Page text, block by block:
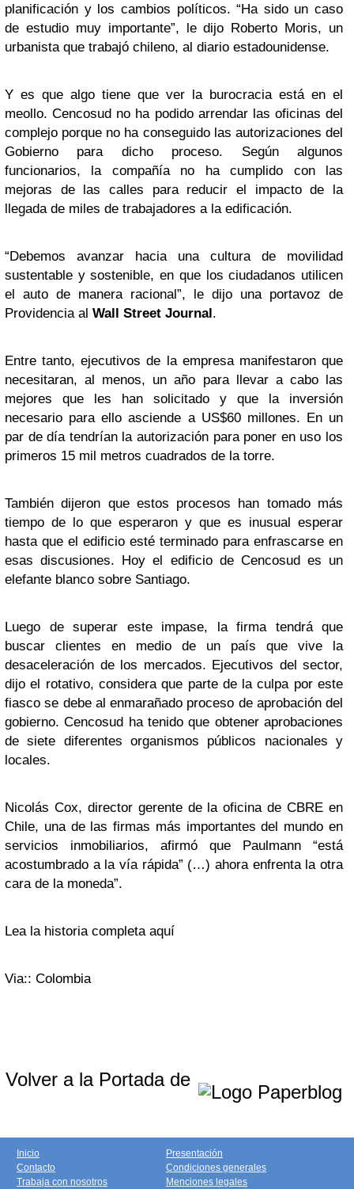
planificación y los cambios políticos. “Ha sido un caso
de estudio muy importante”, le dijo Roberto Moris, un
urbanista que trabajó chileno, al diario estadounidense.
Y es que algo tiene que ver la burocracia está en el
meollo. Cencosud no ha podido arrendar las oficinas del
complejo porque no ha conseguido las autorizaciones del
Gobierno para dicho proceso. Según algunos
funcionarios, la compañía no ha cumplido con las
mejoras de las calles para reducir el impacto de la
llegada de miles de trabajadores a la edificación.
“Debemos avanzar hacia una cultura de movilidad
sustentable y sostenible, en que los ciudadanos utilicen
el auto de manera racional”, le dijo una portavoz de
Providencia al Wall Street Journal.
Entre tanto, ejecutivos de la empresa manifestaron que
necesitaran, al menos, un año para llevar a cabo las
mejores que les han solicitado y que la inversión
necesario para ello asciende a US$60 millones. En un
par de día tendrían la autorización para poner en uso los
primeros 15 mil metros cuadrados de la torre.
También dijeron que estos procesos han tomado más
tiempo de lo que esperaron y que es inusual esperar
hasta que el edificio esté terminado para enfrascarse en
esas discusiones. Hoy el edificio de Cencosud es un
elefante blanco sobre Santiago.
Luego de superar este impase, la firma tendrá que
buscar clientes en medio de un país que vive la
desaceleración de los mercados. Ejecutivos del sector,
dijo el rotativo, considera que parte de la culpa por este
fiasco se debe al enmarañado proceso de aprobación del
gobierno. Cencosud ha tenido que obtener aprobaciones
de siete diferentes organismos públicos nacionales y
locales.
Nicolás Cox, director gerente de la oficina de CBRE en
Chile, una de las firmas más importantes del mundo en
servicios inmobiliarios, afirmó que Paulmann “está
acostumbrado a la vía rápida” (…) ahora enfrenta la otra
cara de la moneda”.
Lea la historia completa aquí
Via:: Colombia
Volver a la Portada de
Inicio
Contacto
Trabaja con nosotros
Presentación
Condiciones generales
Menciones legales